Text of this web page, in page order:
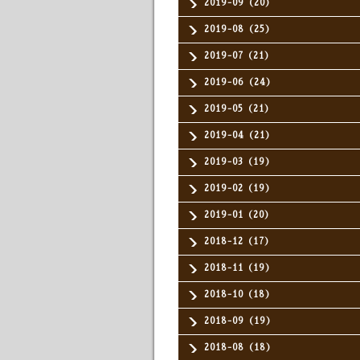
2019-09（20）
2019-08（25）
2019-07（21）
2019-06（24）
2019-05（21）
2019-04（21）
2019-03（19）
2019-02（19）
2019-01（20）
2018-12（17）
2018-11（19）
2018-10（18）
2018-09（19）
2018-08（18）